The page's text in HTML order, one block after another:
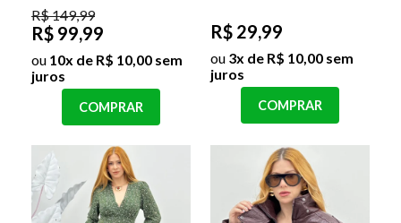
R$ 149,99
R$ 99,99
ou 10x de R$ 10,00 sem
juros
COMPRAR
R$ 29,99
ou 3x de R$ 10,00 sem
juros
COMPRAR